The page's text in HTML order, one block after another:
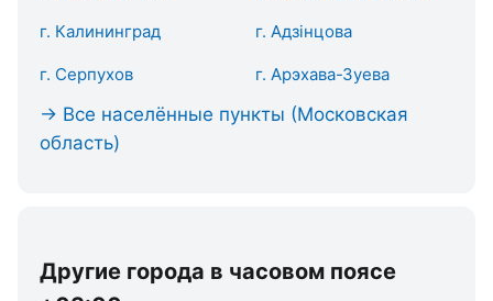
г. Калининград г. Адзінцова
г. Серпухов г. Арэхава-Зуева
→ Все населённые пункты (Московская
область)
Другие города в часовом поясе